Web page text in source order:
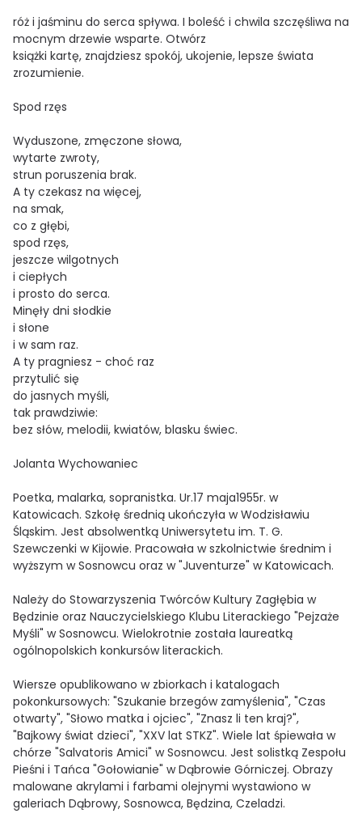
róż i jaśminu do serca spływa. I boleść i chwila szczęśliwa na
mocnym drzewie wsparte. Otwórz
książki kartę, znajdziesz spokój, ukojenie, lepsze świata
zrozumienie.
Spod rzęs
Wyduszone, zmęczone słowa,
wytarte zwroty,
strun poruszenia brak.
A ty czekasz na więcej,
na smak,
co z głębi,
spod rzęs,
jeszcze wilgotnych
i ciepłych
i prosto do serca.
Minęły dni słodkie
i słone
i w sam raz.
A ty pragniesz - choć raz
przytulić się
do jasnych myśli,
tak prawdziwie:
bez słów, melodii, kwiatów, blasku świec.
Jolanta Wychowaniec
Poetka, malarka, sopranistka. Ur.17 maja1955r. w
Katowicach. Szkołę średnią ukończyła w Wodzisławiu
Śląskim. Jest absolwentką Uniwersytetu im. T. G.
Szewczenki w Kijowie. Pracowała w szkolnictwie średnim i
wyższym w Sosnowcu oraz w "Juventurze" w Katowicach.
Należy do Stowarzyszenia Twórców Kultury Zagłębia w
Będzinie oraz Nauczycielskiego Klubu Literackiego "Pejzaże
Myśli" w Sosnowcu. Wielokrotnie została laureatką
ogólnopolskich konkursów literackich.
Wiersze opublikowano w zbiorkach i katalogach
pokonkursowych: "Szukanie brzegów zamyślenia", "Czas
otwarty", "Słowo matka i ojciec", "Znasz li ten kraj?",
"Bajkowy świat dzieci", "XXV lat STKZ". Wiele lat śpiewała w
chórze "Salvatoris Amici" w Sosnowcu. Jest solistką Zespołu
Pieśni i Tańca "Gołowianie" w Dąbrowie Górniczej. Obrazy
malowane akrylami i farbami olejnymi wystawiono w
galeriach Dąbrowy, Sosnowca, Będzina, Czeladzi.